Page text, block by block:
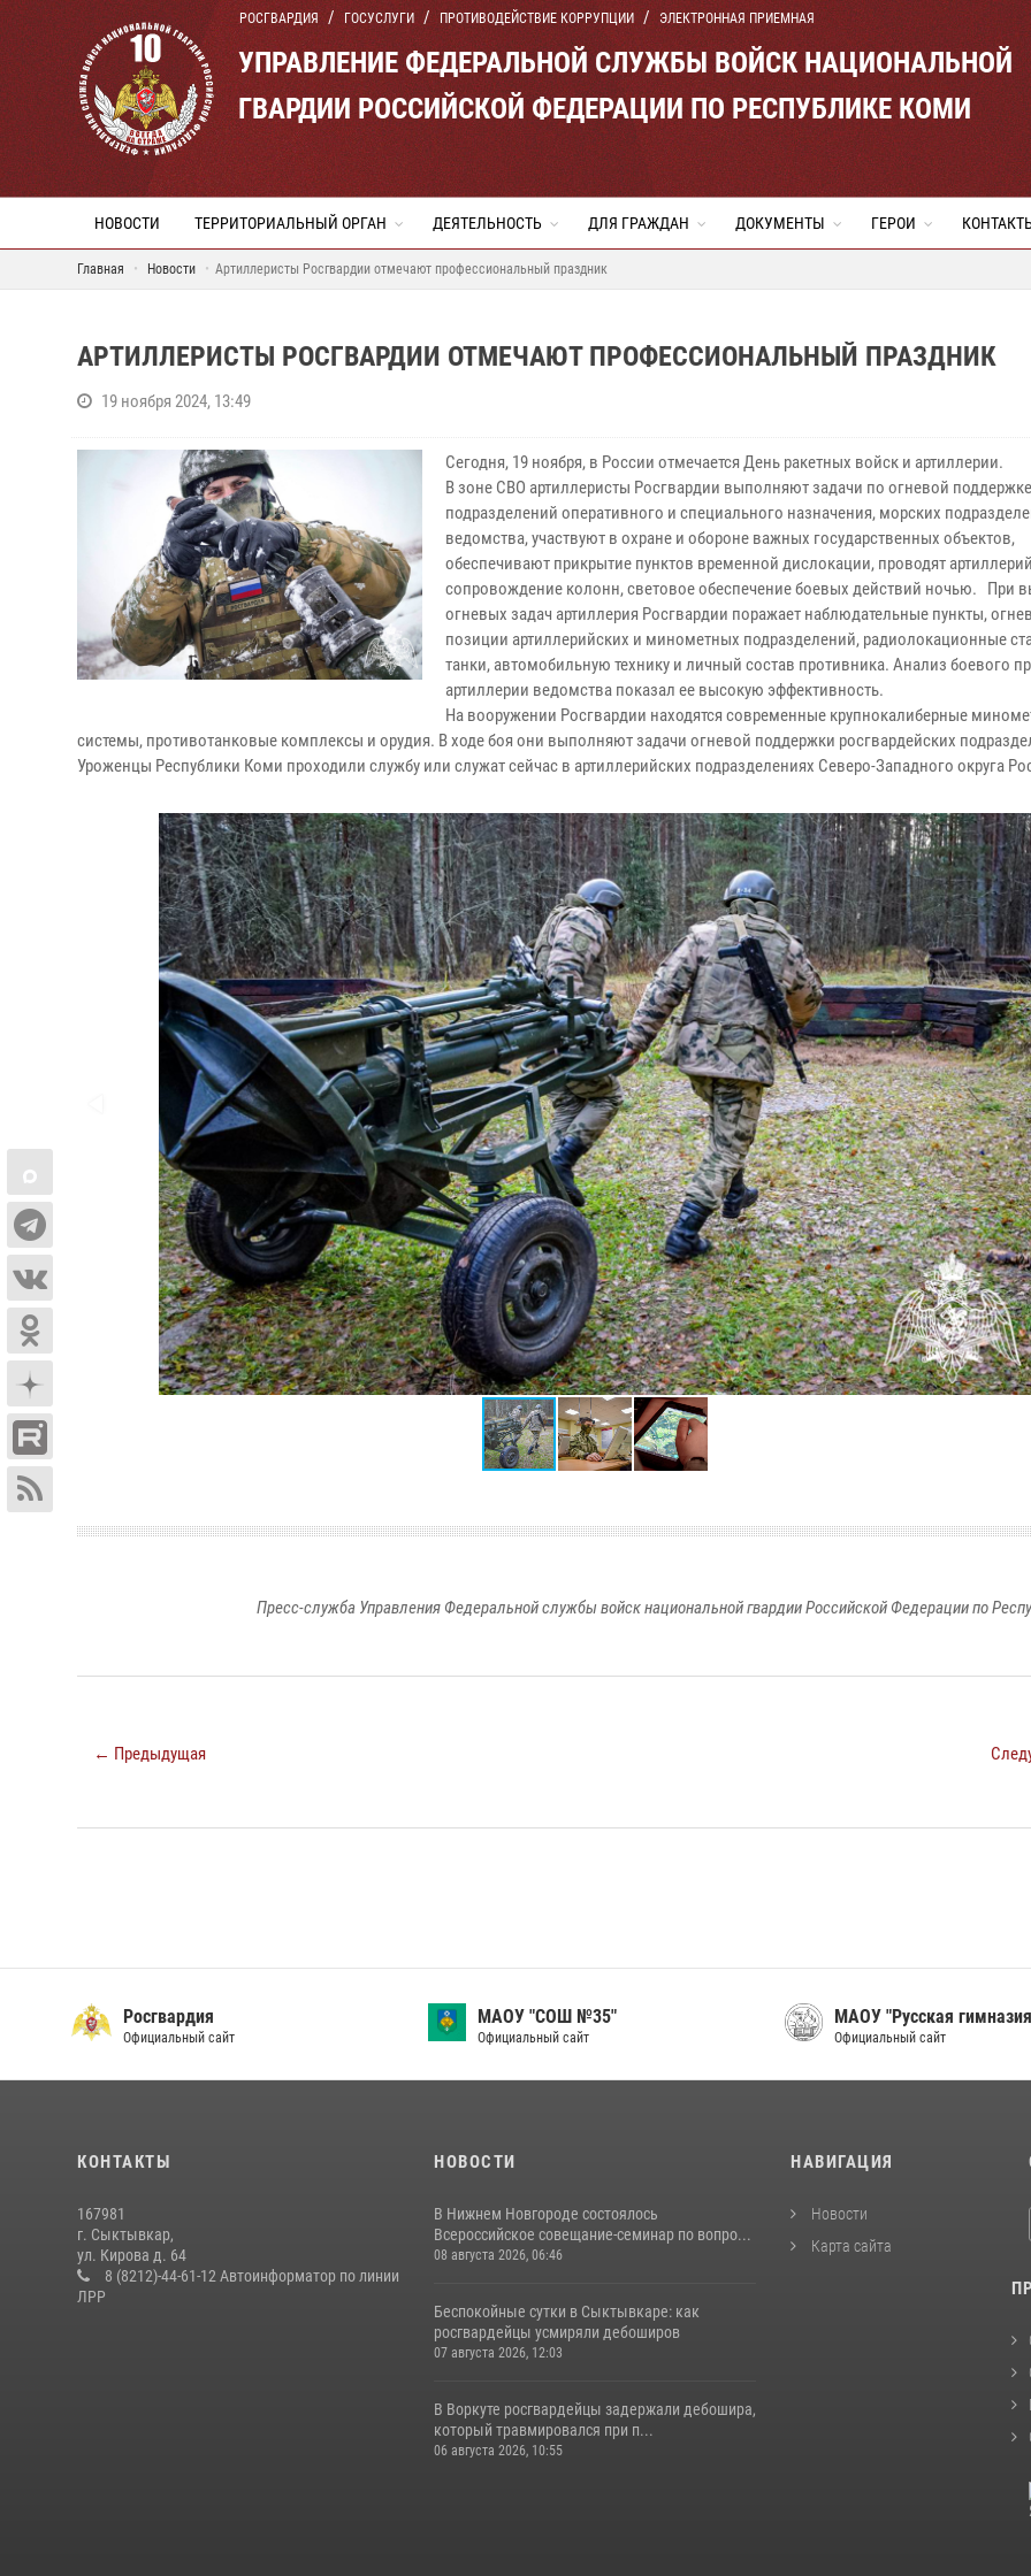
РОСГВАРДИЯ ГОСУСЛУГИ ПРОТИВОДЕЙСТВИЕ КОРРУПЦИИ ЭЛЕКТРОННАЯ ПРИЕМНАЯ
УПРАВЛЕНИЕ ФЕДЕРАЛЬНОЙ СЛУЖБЫ ВОЙСК НАЦИОНАЛЬНОЙ
ГВАРДИИ РОССИЙСКОЙ ФЕДЕРАЦИИ ПО РЕСПУБЛИКЕ КОМИ
НОВОСТИ ТЕРРИТОРИАЛЬНЫЙ ОРГАН ДЕЯТЕЛЬНОСТЬ ДЛЯ ГРАЖДАН ДОКУМЕНТЫ ГЕРОИ
Главная Новости Артиллеристы Росгвардии отмечают профессиональный праздник
АРТИЛЛЕРИСТЫ РОСГВАРДИИ ОТМЕЧАЮТ ПРОФЕССИОНАЛЬНЫЙ ПРАЗДНИК
19 ноября 2024, 13:49
Сегодня, 19 ноября, в России отмечается День ракетных войск и артиллерии.
В зоне СВО артиллеристы Росгвардии выполняют задачи по огневой поддержке
подразделений оперативного и специального назначения, морских
ведомства, участвуют в охране и обороне важных государственных объектов,
обеспечивают прикрытие пунктов временной дислокации, проводят
сопровождение колонн, световое обеспечение боевых действий ночью. При
огневых задач артиллерия Росгвардии поражает наблюдательные пункты,
позиции артиллерийских и минометных подразделений, радиолокационные
танки, автомобильную технику и личный состав противника. Анализ боевого
артиллерии ведомства показал ее высокую эффективность.
На вооружении Росгвардии находятся современные крупнокалиберные
системы, противотанковые комплексы и орудия. В ходе боя они выполняют задачи огневой поддержки росгвардейских
Уроженцы Республики Коми проходили службу или служат сейчас в артиллерийских подразделениях Северо-Западного округа
Пресс-служба Управления Федеральной службы войск национальной гвардии Российской Федерации по
← Предыдущая
Росгвардия
Официальный сайт
МАОУ "СОШ №35"
Официальный сайт
МАОУ "Русская
Официальный сайт
КОНТАКТЫ
167981
г. Сыктывкар,
ул. Кирова д. 64
8 (8212)-44-61-12 Автоинформатор по линии
ЛРР
НОВОСТИ
В Нижнем Новгороде состоялось
Всероссийское совещание-семинар по вопро...
08 августа 2026, 06:46
Беспокойные сутки в Сыктывкаре: как
росгвардейцы усмиряли дебоширов
07 августа 2026, 12:03
В Воркуте росгвардейцы задержали дебошира,
который травмировался при п...
06 августа 2026, 10:55
НАВИГАЦИЯ
Новости
Карта сайта